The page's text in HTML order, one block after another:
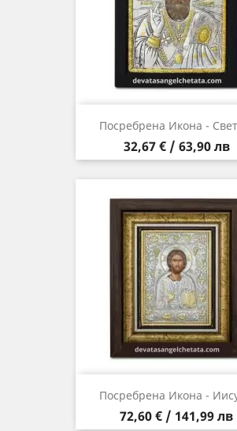
Посребрена Икона -
Цена
32,67 € / 63,90 лв
Посребрена Икона -
Цена
72,60 € / 141,99 лв